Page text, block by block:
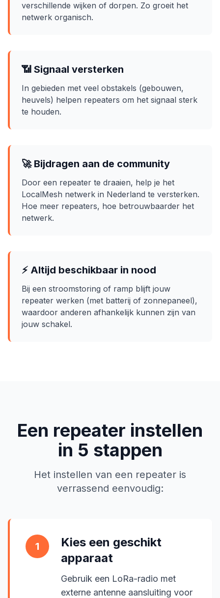
verschillende wijken of dorpen. Zo groeit het
netwerk organisch.
📶 Signaal versterken
In gebieden met veel obstakels (gebouwen,
heuvels) helpen repeaters om het signaal sterk
te houden.
🚀 Bijdragen aan de community
Door een repeater te draaien, help je het
LocalMesh netwerk in Nederland te versterken.
Hoe meer repeaters, hoe betrouwbaarder het
netwerk.
⚡ Altijd beschikbaar in nood
Bij een stroomstoring of ramp blijft jouw
repeater werken (met batterij of zonnepaneel),
waardoor anderen afhankelijk kunnen zijn van
jouw schakel.
Een repeater instellen
in 5 stappen
Het instellen van een repeater is
verrassend eenvoudig:
1
Kies een geschikt
apparaat
Gebruik een LoRa-radio met
externe antenne aansluiting voor